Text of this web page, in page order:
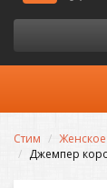
Стим Женское
Джемпер